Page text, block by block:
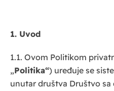
1. Uvod
1.1. Ovom Politikom
„Politika“) uređuje se
unutar društva Društvo sa